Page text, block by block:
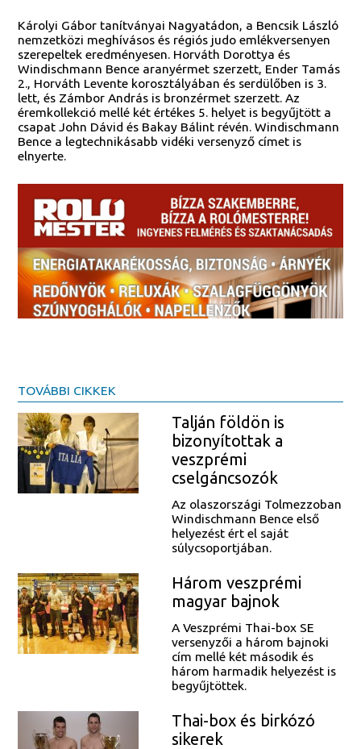
Károlyi Gábor tanítványai Nagyatádon, a Bencsik László
nemzetközi meghívásos és régiós judo emlékversenyen
szerepeltek eredményesen. Horváth Dorottya és
Windischmann Bence aranyérmet szerzett, Ender Tamás
2., Horváth Levente korosztályában és serdülőben is 3.
lett, és Zámbor András is bronzérmet szerzett. Az
éremkollekció mellé két értékes 5. helyet is begyűjtött a
csapat John Dávid és Bakay Bálint révén. Windischmann
Bence a legtechnikásabb vidéki versenyző címet is
elnyerte.
TOVÁBBI CIKKEK
Talján földön is
bizonyítottak a
veszprémi
cselgáncsozók
Az olaszországi Tolmezzoban
Windischmann Bence első
helyezést ért el saját
súlycsoportjában.
Három veszprémi
magyar bajnok
A Veszprémi Thai-box SE
versenyzői a három bajnoki
cím mellé két második és
három harmadik helyezést is
begyűjtöttek.
Thai-box és birkózó
sikerek